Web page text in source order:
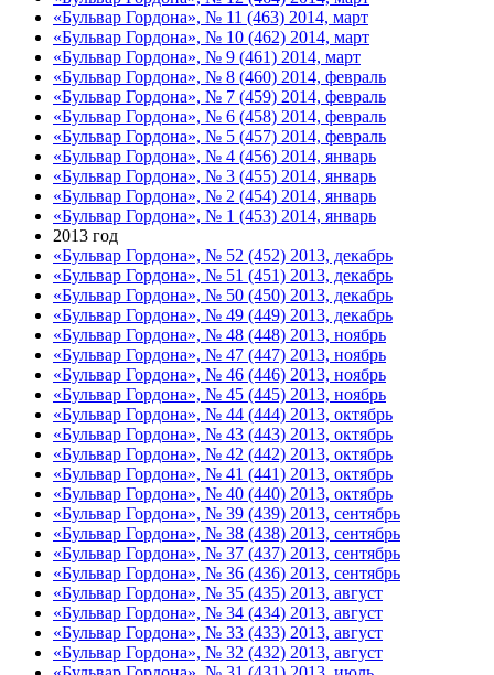
«Бульвар Гордона», № 11 (463) 2014, март
«Бульвар Гордона», № 10 (462) 2014, март
«Бульвар Гордона», № 9 (461) 2014, март
«Бульвар Гордона», № 8 (460) 2014, февраль
«Бульвар Гордона», № 7 (459) 2014, февраль
«Бульвар Гордона», № 6 (458) 2014, февраль
«Бульвар Гордона», № 5 (457) 2014, февраль
«Бульвар Гордона», № 4 (456) 2014, январь
«Бульвар Гордона», № 3 (455) 2014, январь
«Бульвар Гордона», № 2 (454) 2014, январь
«Бульвар Гордона», № 1 (453) 2014, январь
2013 год
«Бульвар Гордона», № 52 (452) 2013, декабрь
«Бульвар Гордона», № 51 (451) 2013, декабрь
«Бульвар Гордона», № 50 (450) 2013, декабрь
«Бульвар Гордона», № 49 (449) 2013, декабрь
«Бульвар Гордона», № 48 (448) 2013, ноябрь
«Бульвар Гордона», № 47 (447) 2013, ноябрь
«Бульвар Гордона», № 46 (446) 2013, ноябрь
«Бульвар Гордона», № 45 (445) 2013, ноябрь
«Бульвар Гордона», № 44 (444) 2013, октябрь
«Бульвар Гордона», № 43 (443) 2013, октябрь
«Бульвар Гордона», № 42 (442) 2013, октябрь
«Бульвар Гордона», № 41 (441) 2013, октябрь
«Бульвар Гордона», № 40 (440) 2013, октябрь
«Бульвар Гордона», № 39 (439) 2013, сентябрь
«Бульвар Гордона», № 38 (438) 2013, сентябрь
«Бульвар Гордона», № 37 (437) 2013, сентябрь
«Бульвар Гордона», № 36 (436) 2013, сентябрь
«Бульвар Гордона», № 35 (435) 2013, август
«Бульвар Гордона», № 34 (434) 2013, август
«Бульвар Гордона», № 33 (433) 2013, август
«Бульвар Гордона», № 32 (432) 2013, август